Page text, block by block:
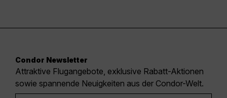
Condor Newsletter
Attraktive Flugangebote, exklusive Rabatt-Aktionen
sowie spannende Neuigkeiten aus der Condor-Welt.